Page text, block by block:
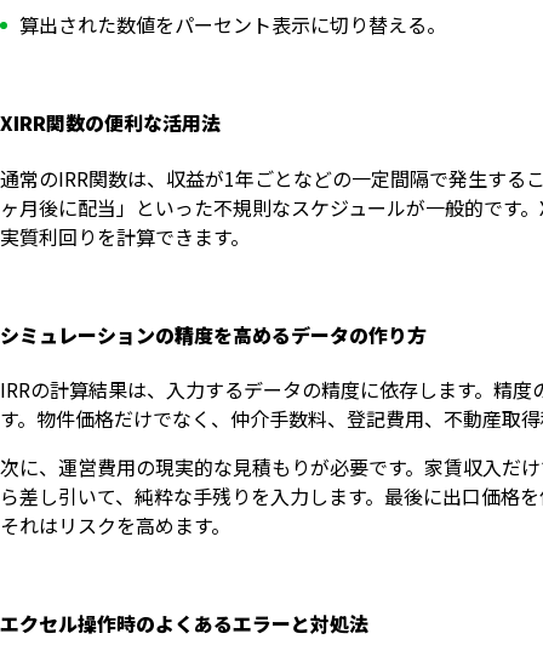
算出された数値をパーセント表示に切り替える。
XIRR関数の便利な活用法
通常のIRR関数は、収益が1年ごとなどの一定間隔で発生す
ヶ月後に配当」といった不規則なスケジュールが一般的です
実質利回りを計算できます。
シミュレーションの精度を高めるデータの作り方
IRRの計算結果は、入力するデータの精度に依存します。精
す。物件価格だけでなく、仲介手数料、登記費用、不動産取
次に、運営費用の現実的な見積もりが必要です。家賃収入だ
ら差し引いて、純粋な手残りを入力します。最後に出口価格
それはリスクを高めます。
エクセル操作時のよくあるエラーと対処法